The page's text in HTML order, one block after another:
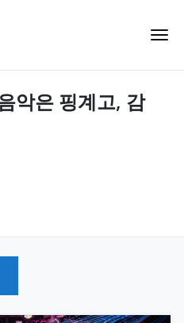
악은 핑계고, 감